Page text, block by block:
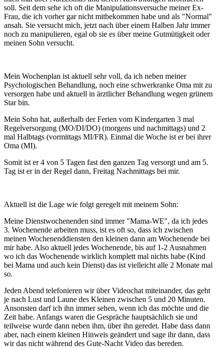
soll. Seit dem sehe ich oft die Manipulationsversuche meiner Ex-
Frau, die ich vorher gar nicht mitbekommen habe und als "Normal"
ansah. Sie versucht mich, jetzt nach über einem Halben Jahr immer
noch zu manipulieren, egal ob sie es über meine Gutmütigkeit oder
meinen Sohn versucht.
Mein Wochenplan ist aktuell sehr voll, da ich neben meiner
Psychologischen Behandlung, noch eine schwerkranke Oma mit zu
versorgen habe und aktuell in ärztlicher Behandlung wegen grünem
Star bin.
Mein Sohn hat, außerhalb der Ferien vom Kindergarten 3 mal
Regelversorgung (MO/DI/DO) (morgens und nachmittags) und 2
mal Halbtags (vormittags MI/FR). Einmal die Woche ist er bei ihrer
Oma (MI).
Somit ist er 4 von 5 Tagen fast den ganzen Tag versorgt und am 5.
Tag ist er in der Regel dann, Freitag Nachmittags bei mir.
Aktuell ist die Lage wie folgt geregelt mit meinem Sohn:
Meine Dienstwochenenden sind immer "Mama-WE", da ich jedes
3. Wochenende arbeiten muss, ist es oft so, dass ich zwischen
meinen Wochenenddiensten den kleinen dann am Wochenende bei
mir habe. Also aktuell jedes Wochenende, bis auf 1-2 Ausnahmen
wo ich das Wochenende wirklich komplett mal nichts habe (Kind
bei Mama und auch kein Dienst) das ist vielleicht alle 2 Monate mal
so.
Jeden Abend telefonieren wir über Videochat miteinander, das geht
je nach Lust und Laune des Kleinen zwischen 5 und 20 Minuten.
Ansonsten darf ich ihn immer sehen, wenn ich das möchte und die
Zeit habe. Anfangs waren die Gespräche hauptsächlich sie und
teilweise wurde dann neben ihm, über ihn geredet. Habe dass dann
aber, nach einem kleinen Hinweis geändert und sage ihr dann, dass
wir das nicht während des Gute-Nacht Video das bereden.